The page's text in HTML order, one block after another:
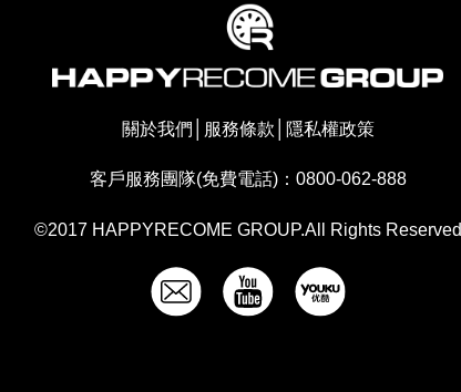
關於我們 服務條款 隱私權政策
客戶服務團隊(免費電話)：0800-062-888
©2017 HAPPYRECOME GROUP.All Rights Reserved